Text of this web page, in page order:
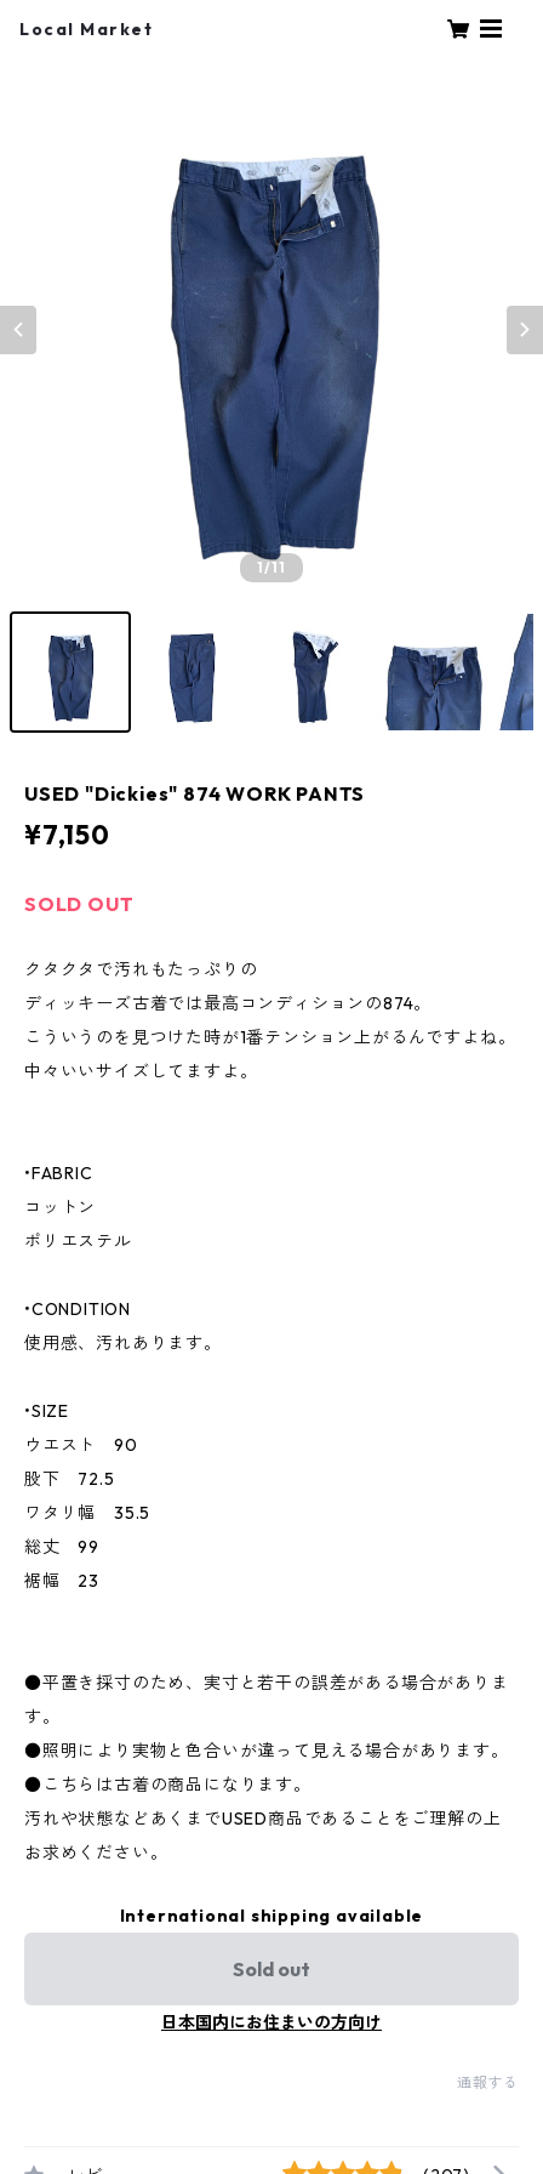
Local Market
1/11
USED "Dickies" 874 WORK PANTS
¥7,150
SOLD OUT
クタクタで汚れもたっぷりの
ディッキーズ古着では最高コンディションの874。
こういうのを見つけた時が1番テンション上がるんですよね。
中々いいサイズしてますよ。
•FABRIC
コットン
ポリエステル
•CONDITION
使用感、汚れあります。
•SIZE
ウエスト 90
股下 72.5
ワタリ幅 35.5
総丈 99
裾幅 23
●平置き採寸のため、実寸と若干の誤差がある場合がありま
す。
●照明により実物と色合いが違って見える場合があります。
●こちらは古着の商品になります。
汚れや状態などあくまでUSED商品であることをご理解の上
お求めください。
International shipping available
Sold out
日本国内にお住まいの方向け
通報する